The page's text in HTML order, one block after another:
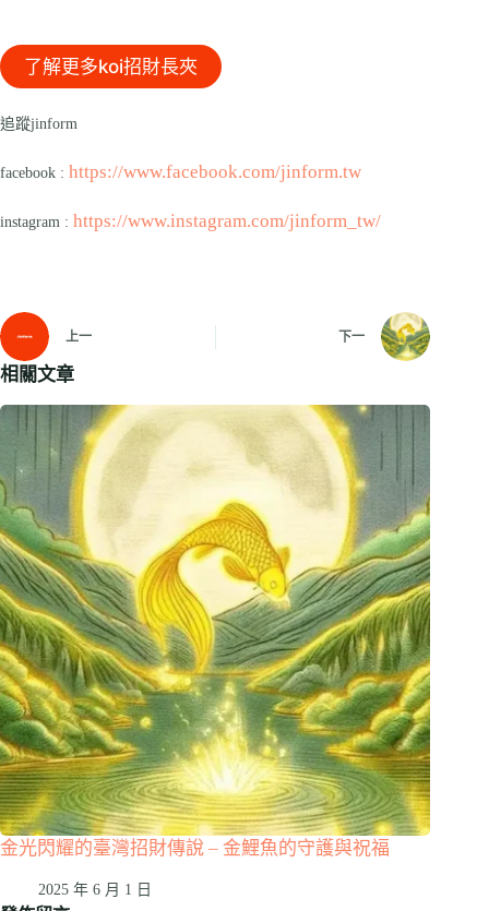
了解更多koi招財長夾
追蹤jinform
facebook : https://www.facebook.com/jinform.tw
instagram : https://www.instagram.com/jinform_tw/
上一 下一
相關文章
金光閃耀的臺灣招財傳說 – 金鯉魚的守護與祝福
2025 年 6 月 1 日